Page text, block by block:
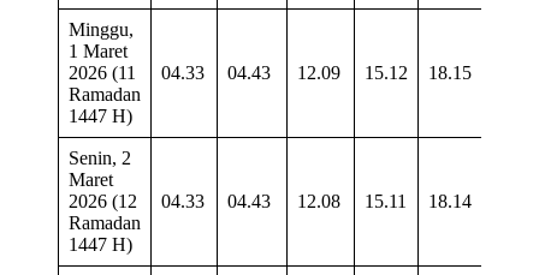
Minggu,
1 Maret
2026 (11
Ramadan
1447 H)
04.33 04.43 12.09 15.12 18.15
Senin, 2
Maret
2026 (12
Ramadan
1447 H)
04.33 04.43 12.08 15.11 18.14